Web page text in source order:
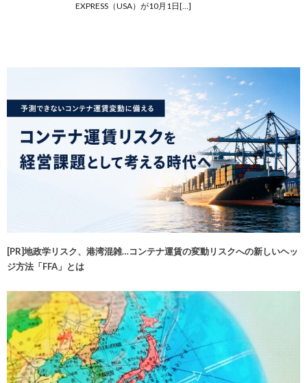
EXPRESS（USA）が10月1日[…]
[PR]地政学リスク、港湾混雑…コンテナ運賃の変動リスクへの新しいヘッ
ジ方法「FFA」とは